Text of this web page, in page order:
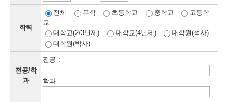
정
정
훈
도
안
학력
전체 무학 초등학교 중학교
고등학
교
대학교(2/3년제)
대학교(4년제)
대학원(석사)
대학원(박사)
전공/학
과
전공 :
학과 :
정